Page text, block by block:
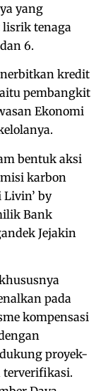
yang
tenaga
6.
kredit
pembangkit
Ekonomi
bentuk aksi
karbon
by
Bank
Jejakin
pada
kompensasi
proyek-
terverifikasi.